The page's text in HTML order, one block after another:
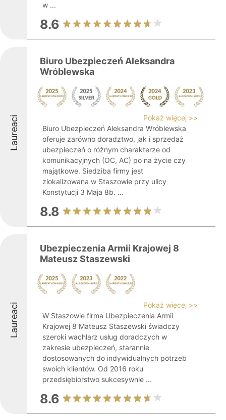
w ...
8.6
Laureaci
Biuro Ubezpieczeń Aleksandra
Wróblewska
Pokaż więcej >>
Biuro Ubezpieczeń Aleksandra Wróblewska
oferuje zarówno doradztwo, jak i sprzedaż
ubezpieczeń o różnym charakterze od
komunikacyjnych (OC, AC) po na życie czy
majątkowe. Siedziba firmy jest
zlokalizowana w Staszowie przy ulicy
Konstytucji 3 Maja 8b. ...
8.8
Laureaci
Ubezpieczenia Armii Krajowej 8
Mateusz Staszewski
Pokaż więcej >>
W Staszowie firma Ubezpieczenia Armii
Krajowej 8 Mateusz Staszewski świadczy
szeroki wachlarz usług doradczych w
zakresie ubezpieczeń, starannie
dostosowanych do indywidualnych potrzeb
swoich klientów. Od 2016 roku
przedsiębiorstwo sukcesywnie ...
8.6